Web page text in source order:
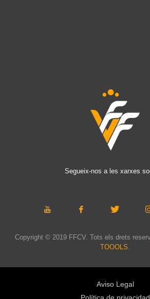
Segueix-nos a les xarxes
Copyright © 2019 FFCV. Tots els drets
TOOOLS.
Aviso Legal